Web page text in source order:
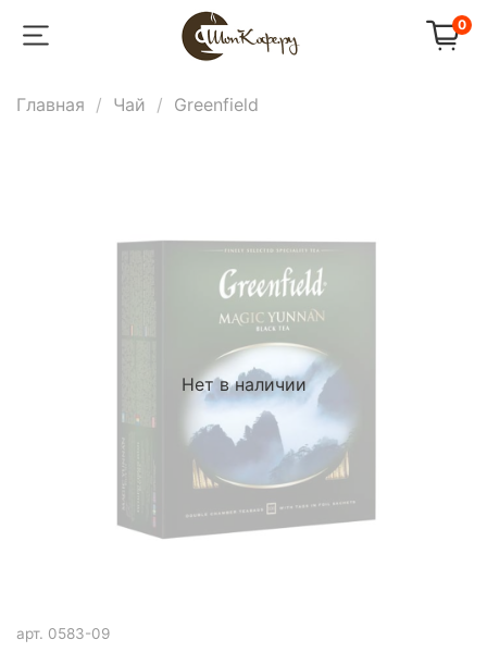
0
Главная Чай Greenfield
Нет в наличии
арт. 0583-09